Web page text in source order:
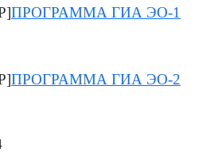
ПРОГРАММА ГИА ЭО-1
ПРОГРАММА ГИА ЭО-2